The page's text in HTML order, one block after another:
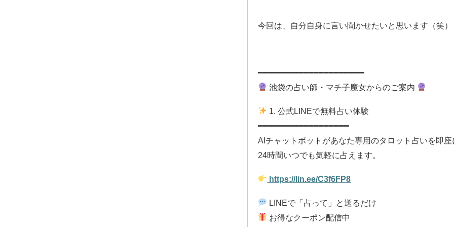
今回は、自分自身に言い聞かせたいと思います（笑）
━━━━━━━━━━━━━━━━━━━━━
池袋の占い師・マチ子魔女からのご案内
1. 公式LINEで無料占い体験
━━━━━━━━━━━━━━━━━━
AIチャットボットがあなた専用のタロット占いを即座
24時間いつでも気軽に占えます。
https://lin.ee/C3f6FP8
LINEで「占って」と送るだけ
お得なクーポン配信中